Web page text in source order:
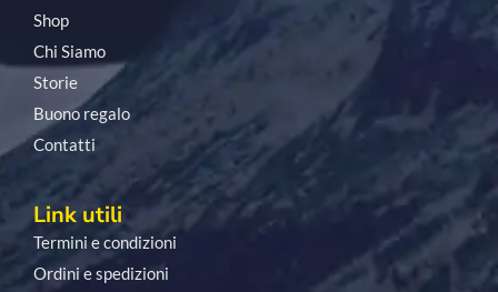
Shop
Chi Siamo
Storie
Buono regalo
Contatti
Link utili
Termini e condizioni
Ordini e spedizioni